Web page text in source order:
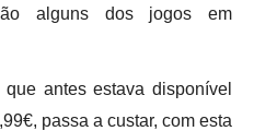
alguns dos jogos em
antes estava disponível
passa a custar, com esta